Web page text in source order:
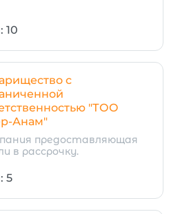
10
с
"ТОО
Анам"
предоставляющая
в рассрочку.
5